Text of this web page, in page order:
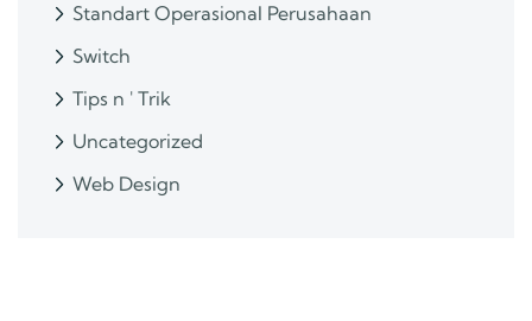
Standart Operasional Perusahaan
Switch
Tips n ' Trik
Uncategorized
Web Design